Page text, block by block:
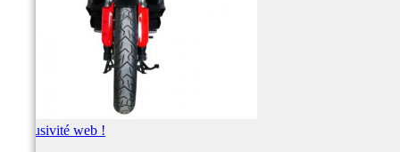
Exclusivité web !